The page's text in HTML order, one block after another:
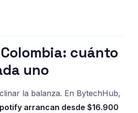
cuánto
uno
la balanza. En BytechHub,
arrancan desde $16.900